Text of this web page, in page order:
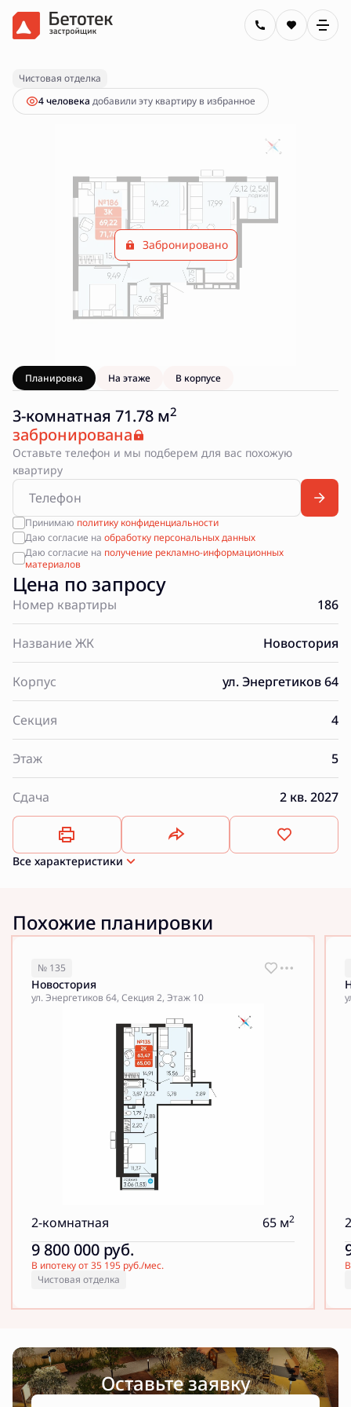
3-комнатная71.78 м Цена по запросу
Чистовая отделка
4 человекa добавили эту квартиру в избранное
Забронировано
Планировка На этаже В корпусе
3-комнатная 71.78 м2
забронирована
Оставьте телефон и мы подберем для вас похожую
квартиру
Принимаю политику конфиденциальности
Даю согласие на обработку персональных данных
Даю согласие на получение рекламно-информационных
материалов
Цена по запросу
Номер квартиры 186
Название ЖК Новостория
Корпус ул. Энергетиков 64
Секция 4
Этаж 5
Сдача 2 кв. 2027
Все характеристики
Похожие планировки
№ 135
Новостория
ул. Энергетиков 64, Секция 2, Этаж 10
2-комнатная 65 м2
9 800 000руб.
В ипотеку от 35 195 руб./мес.
Чистовая отделка
Оставьте заявку